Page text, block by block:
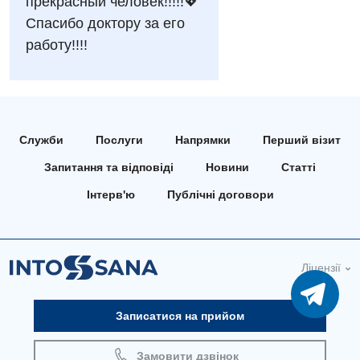
Для дорослих
Андрологія
Безоплатні послуги
Вакцинація
Відділення кардіосудинної патології та неврології
Онкологічне відділлення
Офтальмологічне відділення
Травматологічне відділення
Урологічне відділення
Хірургічне відділення
Українська
Спасибо доктору за его
работу!!!!
Служби Послуги Напрямки Перший візит
Запитання та відповіді Новини Статті
Інтерв'ю Публічні договори
Ліцензії
Записатися на прийом
Замовити дзвінок